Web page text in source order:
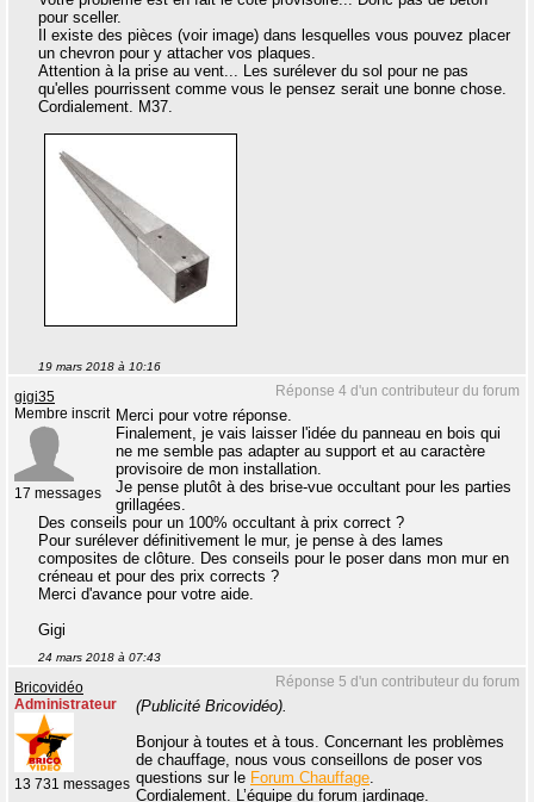
pour sceller.
Il existe des pièces (voir image) dans lesquelles vous pouvez placer
un chevron pour y attacher vos plaques.
Attention à la prise au vent... Les surélever du sol pour ne pas
qu'elles pourrissent comme vous le pensez serait une bonne chose.
Cordialement. M37.
19 mars 2018 à 10:16
Réponse 4 d'un contributeur du forum
gigi35
Membre inscrit
17 messages
Merci pour votre réponse.
Finalement, je vais laisser l'idée du panneau en bois qui
ne me semble pas adapter au support et au caractère
provisoire de mon installation.
Je pense plutôt à des brise-vue occultant pour les parties
grillagées.
Des conseils pour un 100% occultant à prix correct ?
Pour surélever définitivement le mur, je pense à des lames
composites de clôture. Des conseils pour le poser dans mon mur en
créneau et pour des prix corrects ?
Merci d'avance pour votre aide.
Gigi
24 mars 2018 à 07:43
Réponse 5 d'un contributeur du forum
Bricovidéo
Administrateur
13 731 messages
(Publicité Bricovidéo).
Bonjour à toutes et à tous. Concernant les problèmes
de chauffage, nous vous conseillons de poser vos
questions sur le Forum Chauffage.
Cordialement. L’équipe du forum jardinage.